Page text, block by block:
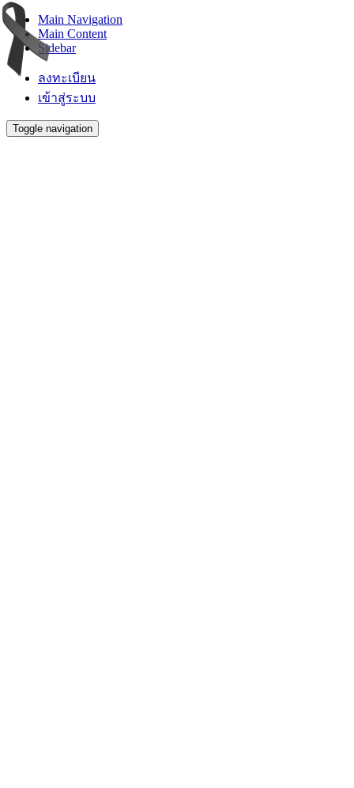
Main Navigation
Main Content
Sidebar
ลงทะเบียน
เข้าสู่ระบบ
Toggle navigation